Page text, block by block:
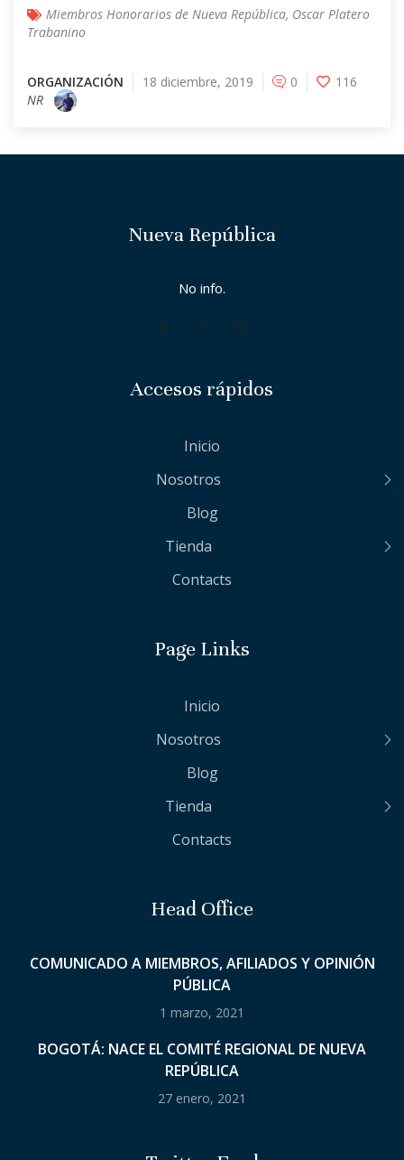
Miembros Honorarios de Nueva República, Oscar Platero
Trabanino
ORGANIZACIÓN 18 diciembre, 2019 0
116
NR
Nueva República
No info.
Accesos rápidos
Inicio
Nosotros
Blog
Tienda
Contacts
Page Links
Inicio
Nosotros
Blog
Tienda
Contacts
Head Office
COMUNICADO A MIEMBROS, AFILIADOS Y OPINIÓN
PÚBLICA
1 marzo, 2021
BOGOTÁ: NACE EL COMITÉ REGIONAL DE NUEVA
REPÚBLICA
27 enero, 2021